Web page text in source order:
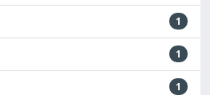
1
1
1